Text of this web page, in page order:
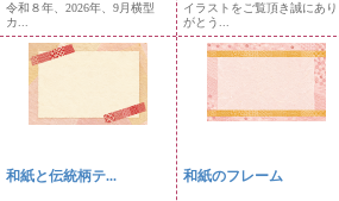
令和８年、2026年、9月横型
カ...
イラストをご覧頂き誠にあり
がとう...
和紙と伝統柄テ... 和紙のフレーム